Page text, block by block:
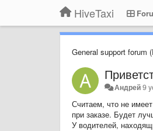
HiveTaxi
General support forum
Андрей9
Считаем, что не
при заказе. Будет
У водителей,